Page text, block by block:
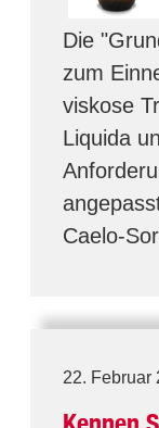
Die
zum
viskose
Liquida
Caelo-
22. Februar